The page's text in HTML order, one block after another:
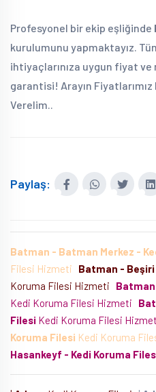
Profesyonel bir ekip eşliğinde
kurulumunu yapmaktayız.
ihtiyaçlarınıza uygun fiyat
garantisi! Arayın Fiyatlarımız
Verelim..
Paylaş:
Batman - Batman Merkez -
Filesi Hizmeti
Batman - Beşiri
Koruma Filesi Hizmeti
Batman
Kedi Koruma Filesi Hizmeti
Filesi Kedi Koruma Filesi
Koruma Filesi Kedi Koruma
Hasankeyf - Kedi Koruma